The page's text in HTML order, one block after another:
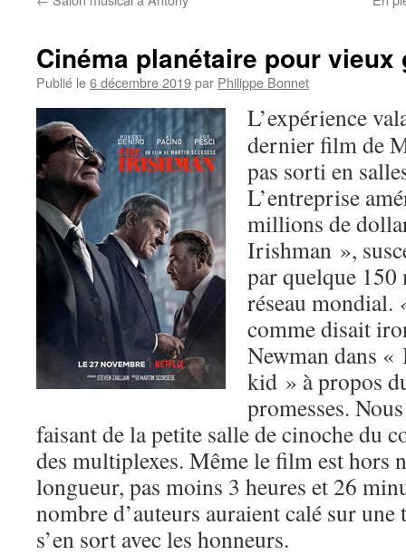
Cinéma planétaire pour vieux
Publié le6 décembre 2019par Philippe Bonnet
L’expérience
dernier film de
pas sorti en
L’entreprise
millions de
Irishman »,
par quelque 150
réseau mondial.
comme disait
Newman dans
kid » à propos
promesses.
faisant de la petite salle de cinoche du
des multiplexes. Même le film est hors
longueur, pas moins 3 heures et 26
nombre d’auteurs auraient calé sur une
s’en sort avec les honneurs.